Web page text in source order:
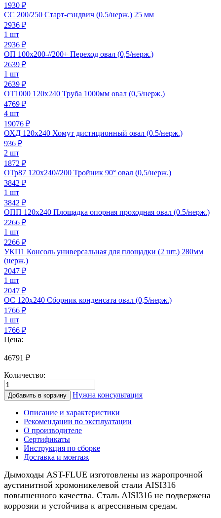
1930 ₽
СС 200/250 Старт-сэндвич (0.5/нерж.) 25 мм
2936 ₽
1 шт
2936 ₽
ОП 100х200-//200+ Переход овал (0,5/нерж.)
2639 ₽
1 шт
2639 ₽
ОТ1000 120х240 Труба 1000мм овал (0,5/нерж.)
4769 ₽
4 шт
19076 ₽
ОХД 120х240 Хомут дистнционный овал (0.5/нерж.)
936 ₽
2 шт
1872 ₽
ОТр87 120х240//200 Тройник 90° овал (0,5/нерж.)
3842 ₽
1 шт
3842 ₽
ОПП 120х240 Площадка опорная проходная овал (0.5/нерж.)
2266 ₽
1 шт
2266 ₽
УКП1 Консоль универсальная для площадки (2 шт.) 280мм
(нерж.)
2047 ₽
1 шт
2047 ₽
ОС 120х240 Сборник конденсата овал (0,5/нерж.)
1766 ₽
1 шт
1766 ₽
Цена:
46791 ₽
Количество:
Количество
товара
Дымоход
газового
котла
нерж.,
200/250мм,
Добавить в корзину Нужна консультация
Описание и характеристики
Рекомендации по эксплуатации
О производителе
Сертификаты
Инструкция по сборке
Доставка и монтаж
Дымоходы AST-FLUE изготовлены из жаропрочной
аустинитной хромоникелевой стали AISI316
повышенного качества. Сталь AISI316 не подвержена
коррозии и устойчива к агрессивным средам.